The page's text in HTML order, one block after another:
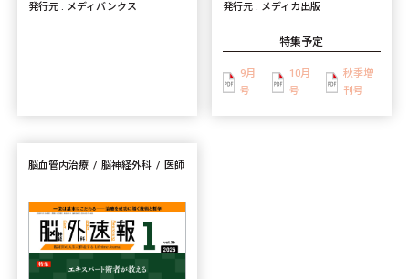
発行元 : メディバンクス 発行元 : メディカ出版
特集予定
9月
号
10月
号
秋季増
刊号
脳血管内治療 脳神経外科 医師